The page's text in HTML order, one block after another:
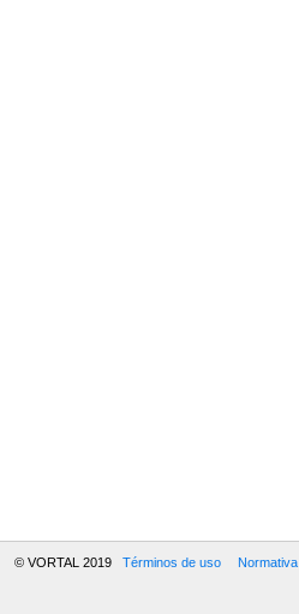
© VORTAL 2019 Términos de uso Normativa